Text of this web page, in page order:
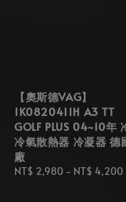
【奧斯德VAG】
1K0820411H A3 TT
GOLF PLUS 04~10年
冷氣散熱器 冷凝器 德
廠
Regular
NT$ 2,980 - NT$ 4,200